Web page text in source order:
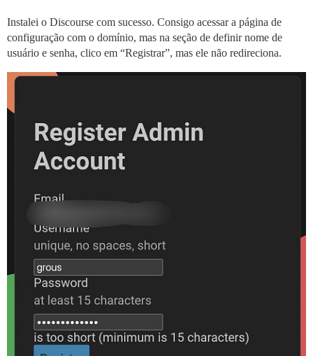
Instalei o Discourse com sucesso. Consigo acessar a página de
configuração com o domínio, mas na seção de definir nome de
usuário e senha, clico em “Registrar”, mas ele não redireciona.